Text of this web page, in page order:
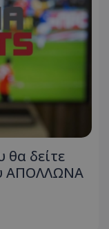
δείτε
ΑΠΟΛΛΩΝΑ